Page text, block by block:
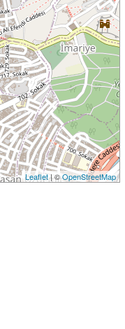
Leaflet| ©OpenStreetMap